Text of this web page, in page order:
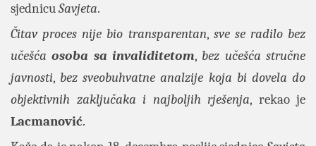
sjednicuSavjeta.
Čitav proces nije bio transparentan, sve se radilo bez
učešćaosoba sa invaliditetom, bez učešća stručne
javnosti, bez sveobuhvatne analzije koja bi dovela do
objektivnih zaključaka i najboljih rješenja, rekao je
Lacmanović.